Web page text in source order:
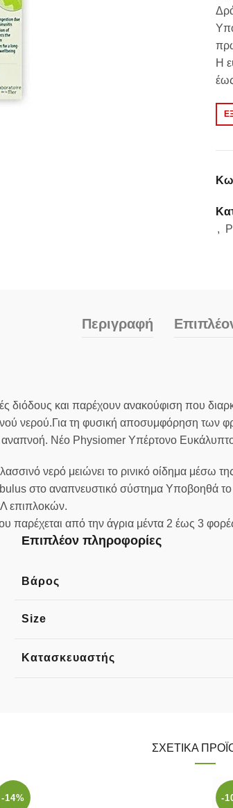
Η
,
Περιγραφή
διόδους και παρέχουν ανακούφιση που
νερού.Για τη φυσική αποσυμφόρηση των
αναπνοή. Νέο Physiomer Υπέρτονο
νερό μειώνει το ρινικό οίδημα μέσω
στο αναπνευστικό σύστημα Υποβοηθά
επιπλοκών.
παρέχεται από την άγρια μέντα 2 έως 3
Επιπλέον πληροφορίες
Βάρος
Size
Κατασκευαστής
ΣΧΕΤΙΚΆ
-14% -